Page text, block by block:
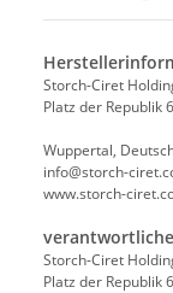
Storch-Ciret
Platz der Republik 6
Wuppertal,
info@storch-
www.storch-
Storch-Ciret
Platz der Republik 6